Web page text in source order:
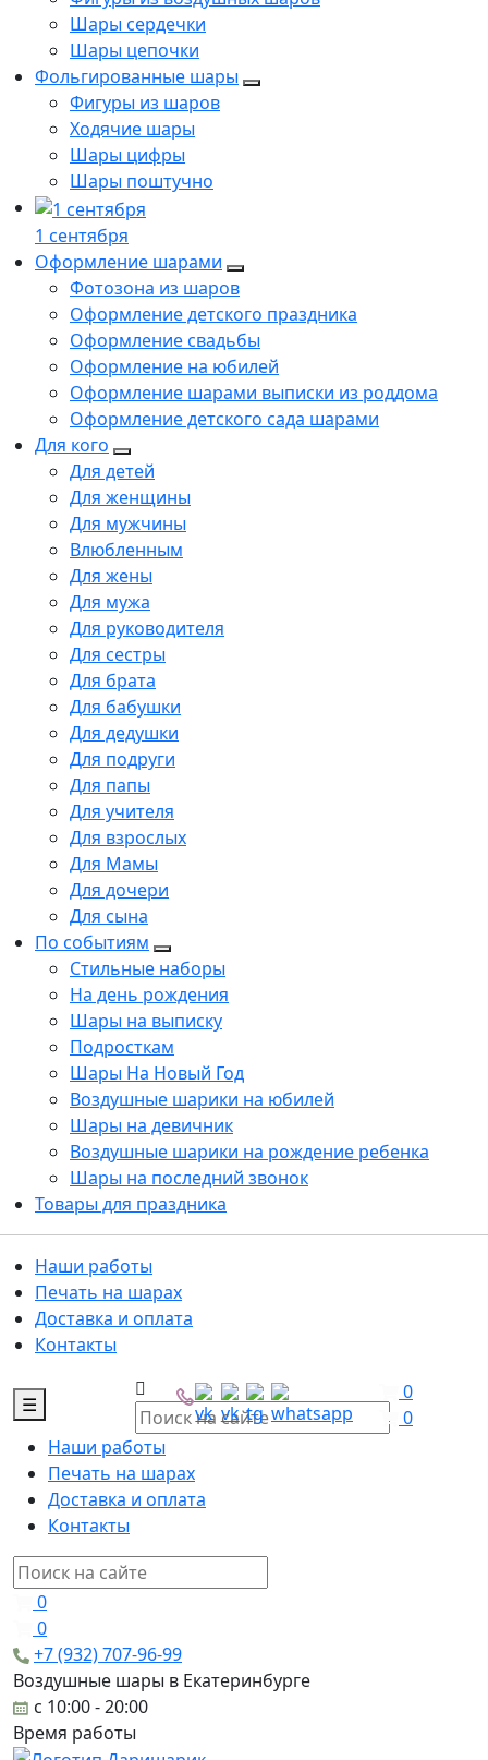
Шары сердечки
Шары цепочки
Фольгированные шары
Фигуры из шаров
Ходячие шары
Шары цифры
Шары поштучно
1 сентября
Оформление шарами
Фотозона из шаров
Оформление детского праздника
Оформление свадьбы
Оформление на юбилей
Оформление шарами выписки из роддома
Оформление детского сада шарами
Для кого
Для детей
Для женщины
Для мужчины
Влюбленным
Для жены
Для мужа
Для руководителя
Для сестры
Для брата
Для бабушки
Для дедушки
Для подруги
Для папы
Для учителя
Для взрослых
Для Мамы
Для дочери
Для сына
По событиям
Стильные наборы
На день рождения
Шары на выписку
Подросткам
Шары На Новый Год
Воздушные шарики на юбилей
Шары на девичник
Воздушные шарики на рождение ребенка
Шары на последний звонок
Товары для праздника
Наши работы
Печать на шарах
Доставка и оплата
Контакты
☰
0
0
Наши работы
Печать на шарах
Доставка и оплата
Контакты
0
0
+7 (932) 707-96-99
Воздушные шары в Екатеринбурге
c 10:00 - 20:00
Время работы